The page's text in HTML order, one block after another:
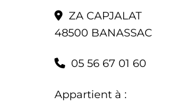
ZA CAPJALAT
48500 BANASSAC
05 56 67 01 60
Appartient à :